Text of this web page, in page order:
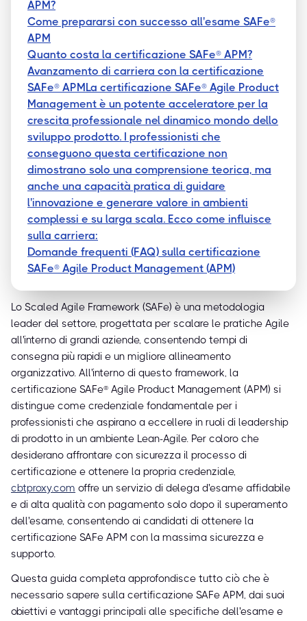
APM?
Come prepararsi con successo all'esame SAFe®
APM
Quanto costa la certificazione SAFe® APM?
Avanzamento di carriera con la certificazione
SAFe® APMLa certificazione SAFe® Agile Product
Management è un potente acceleratore per la
crescita professionale nel dinamico mondo dello
sviluppo prodotto. I professionisti che
conseguono questa certificazione non
dimostrano solo una comprensione teorica, ma
anche una capacità pratica di guidare
l'innovazione e generare valore in ambienti
complessi e su larga scala. Ecco come influisce
sulla carriera:
Domande frequenti (FAQ) sulla certificazione
SAFe® Agile Product Management (APM)
Lo Scaled Agile Framework (SAFe) è una metodologia
leader del settore, progettata per scalare le pratiche Agile
all'interno di grandi aziende, consentendo tempi di
consegna più rapidi e un migliore allineamento
organizzativo. All'interno di questo framework, la
certificazione SAFe® Agile Product Management (APM) si
distingue come credenziale fondamentale per i
professionisti che aspirano a eccellere in ruoli di leadership
di prodotto in un ambiente Lean-Agile. Per coloro che
desiderano affrontare con sicurezza il processo di
certificazione e ottenere la propria credenziale,
cbtproxy.com offre un servizio di delega d'esame affidabile
e di alta qualità con pagamento solo dopo il superamento
dell'esame, consentendo ai candidati di ottenere la
certificazione SAFe APM con la massima sicurezza e
supporto.
Questa guida completa approfondisce tutto ciò che è
necessario sapere sulla certificazione SAFe APM, dai suoi
obiettivi e vantaggi principali alle specifiche dell'esame e